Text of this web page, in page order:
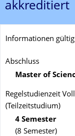
akkreditiert
Informationen
Abschluss
Master of
Regelstudienzeit
(Teilzeitstudium)
4 Semester
(8 Semester)